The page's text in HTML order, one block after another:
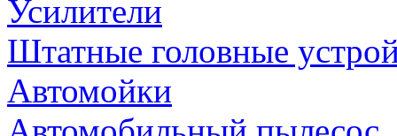
Усилители
Штатные головные
Автомойки